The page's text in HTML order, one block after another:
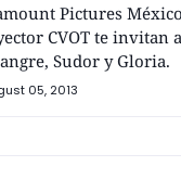
Pictures
CVOT te invitan
Sudor y Gloria.
05, 2013